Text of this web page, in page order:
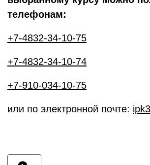
телефонам:
+7-4832-34-10-75
+7-4832-34-10-74
+7-910-034-10-75
или по электронной почте: